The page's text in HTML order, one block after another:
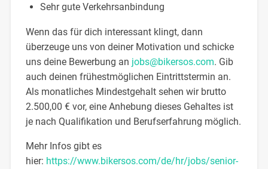
Sehr gute Verkehrsanbindung
Wenn das für dich interessant klingt, dann
überzeuge uns von deiner Motivation und schicke
uns deine Bewerbung an jobs@bikersos.com. Gib
auch deinen frühestmöglichen Eintrittstermin an.
Als monatliches Mindestgehalt sehen wir brutto
2.500,00 € vor, eine Anhebung dieses Gehaltes ist
je nach Qualifikation und Berufserfahrung möglich.
Mehr Infos gibt es
hier: https://www.bikersos.com/de/hr/jobs/senior-